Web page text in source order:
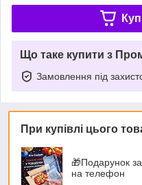
Що таке купити з
Замовлення під
При купівлі цього
🎁Подарунок
на телефон